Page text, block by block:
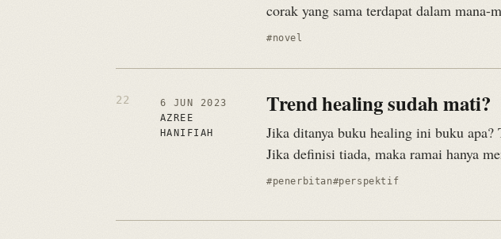
corak yang sama terdapat dalam mana-
#novel
6 JUN 2023
AZREE
HANIFIAH
Trend healing sudah mati?
Jika ditanya buku healing ini buku
Jika definisi tiada, maka ramai hanya
#penerbitan#perspektif